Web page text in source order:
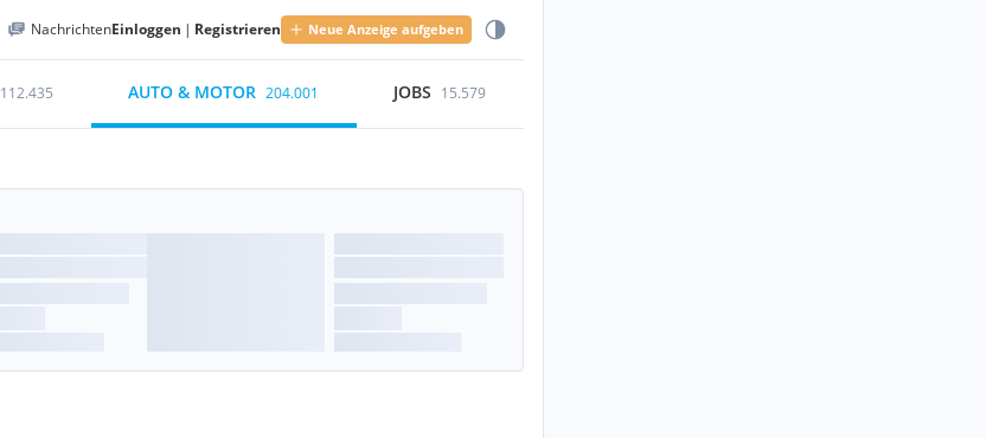
NachrichtenEinloggen | Registrieren Neue Anzeige aufgeben
112.435 AUTO & MOTOR 204.001 JOBS 15.579